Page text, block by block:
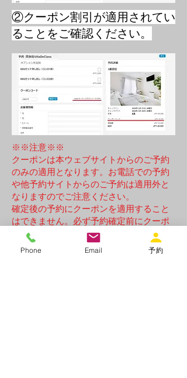
​②クーポン割引が適用されてい
ることをご確認ください。
※※注意※※
​クーポンは本ウェブサイトからのご予約
のみの適用となります。お電話での予約
や他予約サイトからのご予約は適用外と
なりますのでご注意ください。
確定後の予約にクーポンを適用すること
はできません。必ず予約確定前にクーポ
ンコードをご入力いただき割引が適用さ
れているのをご確認いただいたうえでご
Phone Email 予約